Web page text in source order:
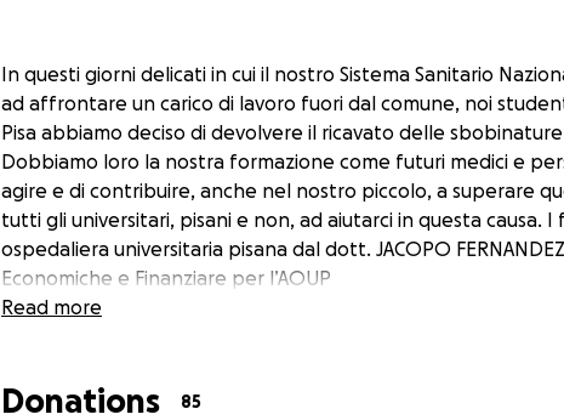
In questi giorni delicati in cui il nostro Sistema Sanitario
ad affrontare un carico di lavoro fuori dal comune, noi
Pisa abbiamo deciso di devolvere il ricavato delle
Dobbiamo loro la nostra formazione come futuri medici e
agire e di contribuire, anche nel nostro piccolo, a superare
tutti gli universitari, pisani e non, ad aiutarci in questa causa.
ospedaliera universitaria pisana dal dott. JACOPO
Economiche e Finanziare per l’AOUP
Read more
Donations 85